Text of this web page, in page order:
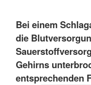
Bei einem
die
Gehirns
entsprechenden